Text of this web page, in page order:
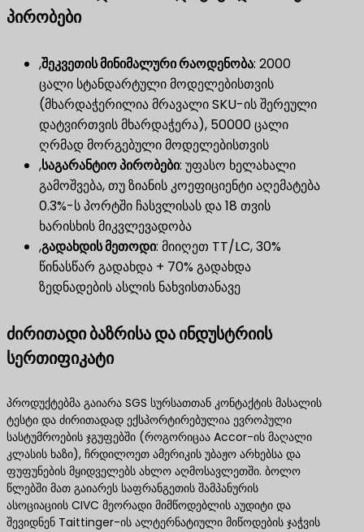
პირობები
,შეკვეთის მინიმალური რაოდენობა​: 2000
ცალი სტანდარტული მოდელებისთვის
(მხარდაჭერილია მრავალი SKU-ის შერეული
დატვირთვის მხარდაჭერა), 50000 ცალი
ღრმად მორგებული მოდელებისთვის
,საგარანტიო პირობები​: უფასო ხელახალი
გამოშვება, თუ ზიანის კოეფიციენტი აღემატება
0.3%-ს პორტში ჩასვლისას და 18 თვის
ხარისხის მიკვლევადობა
,გადახდის მეთოდი​: მიიღეთ TT/LC, 30%
წინასწარ გადახდა + 70% გადახდა
ზედნადების ასლის ნახვისთანავე
ძირითადი ბაზრისა და ინდუსტრიის
სერთიფიკატი
პროდუქტებმა გაიარა SGS სურსათთან კონტაქტის მასალის
ტესტი და ძირითადად ექსპორტირებულია ევროპული
სასტუმროების ჯგუფებში (როგორიცაა Accor-ის მაღალი
კლასის ხაზი), ჩრდილოეთ ამერიკის უბაჟო არხებსა და
ფუფუნების მყიდველებს ახლო აღმოსავლეთში. ბოლო
წლებში მათ გაიარეს საფრანგეთის შამპანურის
ასოციაციის CIVC მეორადი მიმწოდებლის აუდიტი და
შევიდნენ Taittinger-ის ალტერნატიული მიწოდების ჯაჭვის